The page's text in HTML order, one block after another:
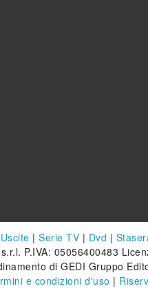
| Serie TV | Dvd |
P.IVA: 05056400483
di GEDI Gruppo
e condizioni d'uso |